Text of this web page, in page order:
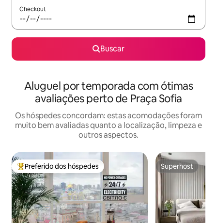
Checkout
Buscar
Aluguel por temporada com ótimas
avaliações perto de Praça Sofia
Os hóspedes concordam: estas acomodações foram
muito bem avaliadas quanto a localização, limpeza e
outros aspectos.
Entre os melhores preferidos dos hóspedes
Preferido dos hóspedes Superhost
Superhost